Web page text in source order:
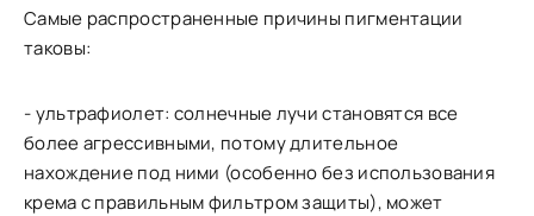
Самые распространенные причины пигментации
таковы:
- ультрафиолет: солнечные лучи становятся все
более агрессивными, потому длительное
нахождение под ними (особенно без использования
крема с правильным фильтром защиты), может